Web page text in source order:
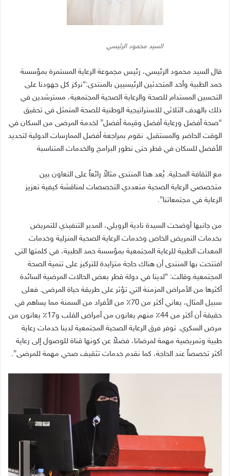
السيد محمود الرئيسي
قال السيد محمود الرئيسي، رئيس مجموعة الرعاية المستمرة بمؤسسة
حمد الطبية وأحد المتحدثين الرئيسيين بالمنتدى:“نركز كل جهودنا على
التحسين المستدام للصحة والرعاية الصحية المجتمعية، مسترشدين في
ذلك بالهدف الثلاثي للاستراتيجية الوطنية للصحة المتمثل في تحقيق
“صحة أفضل ورعاية أفضل وقيمة أفضل” لخدمة المرضى من السكان في
الوقت الحاضر والمستقبل. نقوم بمراجعة أفضل الممارسات الدولية لتحديد
الأفضل للسكان في قطر حتى نطور البرامج والخدمات المتناسبة
مع الثقافة المحلية. يُعد هذا المنتدى مثالاً رائعاً على التعاون بين
متخصصي الرعاية الصحية متعددي التخصصات لمناقشة كيفية تعزيز
الرعاية في مجتمعاتنا”.
من جانبها أوضحت السيدة نادية الرويلي، المدير التنفيذي للتمريض
بخدمات التمريض الخاص وخدمات الرعاية الصحية المنزلية وخدمات
المعدات الطبية للرعاية المجتمعية بمؤسسة حمد الطبية، في كلمتها التي
افتتحت بها المنتدى أن هناك حاجة متزايدة للتركيز على تنمية الصحة
المجتمعية.وقالت: “لدينا في دولة قطر بعض الحالات المرضية السائدة
أكثرها من الأمراض المزمنة التي تؤثر على طريقة حياة المرضى. فعلى
سبيل المثال، يعاني أكثر من
٪ من الأفراد من السمنة مما يساهم في
حقيقة أن أكثر من
٪ منهم يعانون من أمراض القلب و17٪ يعانون من
مرض السكري. توفر فرق الرعاية الصحية المجتمعية لدينا خدمات رعاية
طبية وتمريضية مهمة لمرضانا، فضلاً عن كونها قناة للوصول إلى رعاية
أكثر تخصصاً عند الحاجة، كما نقدم خدمات تثقيف صحي مهمة للمرضى”.